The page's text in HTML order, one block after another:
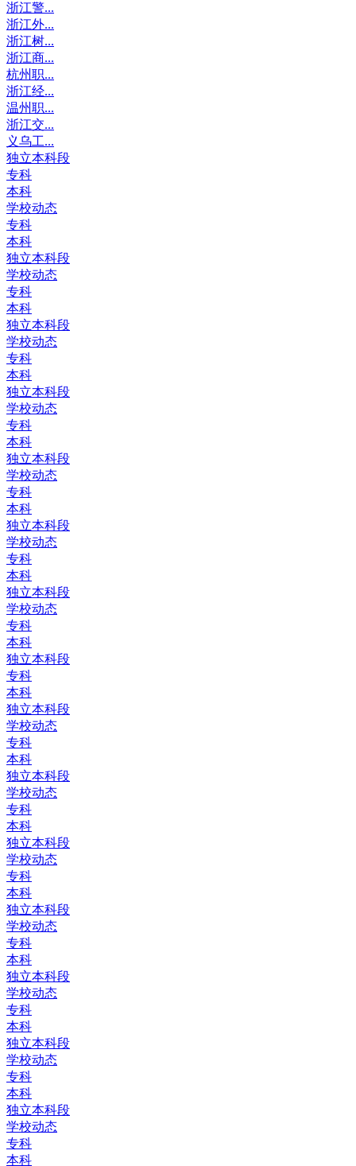
浙江警...
浙江外...
浙江树...
浙江商...
杭州职...
浙江经...
温州职...
浙江交...
义乌工...
独立本科段
专科
本科
学校动态
专科
本科
独立本科段
学校动态
专科
本科
独立本科段
学校动态
专科
本科
独立本科段
学校动态
专科
本科
独立本科段
学校动态
专科
本科
独立本科段
学校动态
专科
本科
独立本科段
学校动态
专科
本科
独立本科段
专科
本科
独立本科段
学校动态
专科
本科
独立本科段
学校动态
专科
本科
独立本科段
学校动态
专科
本科
独立本科段
学校动态
专科
本科
独立本科段
学校动态
专科
本科
独立本科段
学校动态
专科
本科
独立本科段
学校动态
专科
本科